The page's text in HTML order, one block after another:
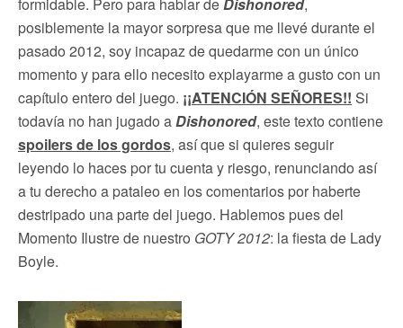
posiblemente la mayor sorpresa que me llevé durante el
pasado 2012, soy incapaz de quedarme con un único
momento y para ello necesito explayarme a gusto con un
capítulo entero del juego. ¡¡ATENCIÓN SEÑORES!! Si
todavía no han jugado aDishonored, este texto contiene
spoilers de los gordos, así que si quieres seguir
leyendo lo haces por tu cuenta y riesgo, renunciando así
a tu derecho a pataleo en los comentarios por haberte
destripado una parte del juego. Hablemos pues del
Momento Ilustre de nuestro GOTY 2012: la fiesta de Lady
Boyle.